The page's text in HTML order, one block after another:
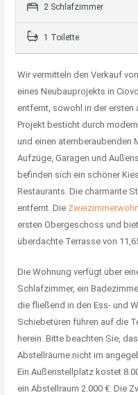
2 Schlafzimmer
1 Toilette
Wir vermitteln den Verkauf
eines Neubauprojekts in
entfernt, sowohl in der ersten
Projekt besticht durch
und einen atemberaubenden
Aufzüge, Garagen und
befinden sich ein schöner
Restaurants. Die charmante
entfernt. Die
ersten Obergeschoss und
überdachte Terrasse von
Die Wohnung verfügt über
Schlafzimmer, ein
die fließend in den Ess- und
Schiebetüren führen auf die
herein. Bitte beachten Sie,
Abstellräume nicht im
Ein Außenstellplatz kostet
ein Abstellraum 2.000 €. Die